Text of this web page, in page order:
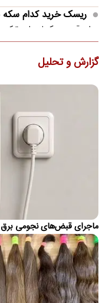
ریسک خرید کدام
حباب قیمت سکه لزوما به
روند صعودی و نزولی بعدی
بازداشت ۴ متهم قتل حمیدرضا رجب‌زاده
رجب‌زاده، مداح، دستگیر
نگرانی سیاستمدار
انتقادات امارات بر ماهیت و
فقدان شفافیت در خصوص
ماجرای تیم‌داری
شایعه عجیبی چندی قبل در
یک رشته عجیب بر سر زبان‌ها
محمدباقر خرازی:
کلیپ دیگری از دبیرکل
شبکه‌های اجتماعی منتشر شده
واکنش‌ها…
قیمت بازگشایی تنگه
گزارش و تحلیل
ماجرای قبض‌های نجومی